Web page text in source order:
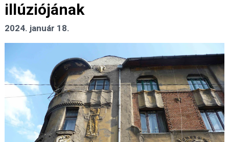
illúziójának
2024. január 18.